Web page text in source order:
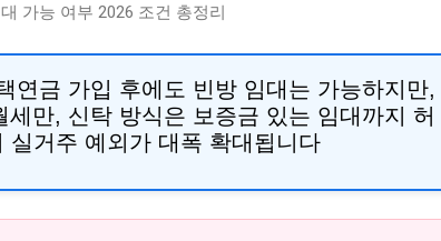
가능 여부 2026 조건 총정리
연금 가입 후에도 빈방 임대는 가능하지만,
세만, 신탁 방식은 보증금 있는 임대까지 허
실거주 예외가 대폭 확대됩니다